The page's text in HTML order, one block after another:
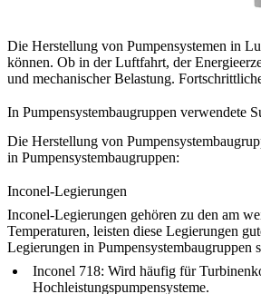
Die Herstellung von Pumpensystemen in
können. Ob in der Luftfahrt, der
und mechanischer Belastung.
In Pumpensystembaugruppen verwendete
Die Herstellung von
in Pumpensystembaugruppen:
Inconel-Legierungen
Inconel-Legierungen gehören zu den am
Temperaturen, leisten diese Legierungen
Legierungen in Pumpensystembaugruppen
Inconel 718: Wird häufig für
Hochleistungspumpensysteme.